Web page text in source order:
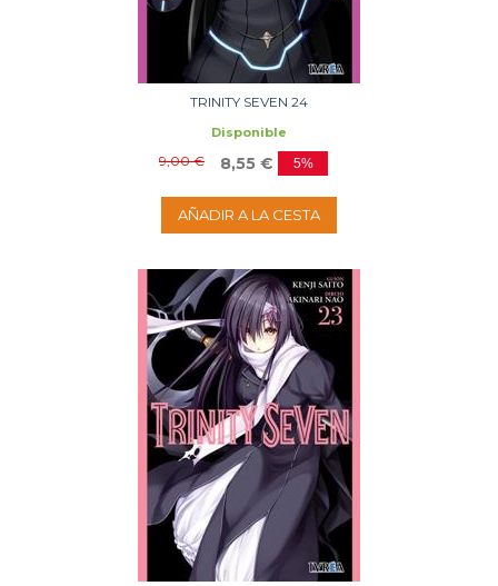
TRINITY SEVEN 24
Disponible
9,00 € 8,55 € 5%
AÑADIR A LA CESTA